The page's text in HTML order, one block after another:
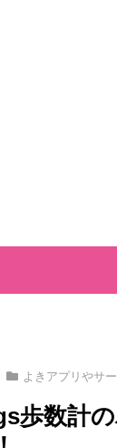
よきアプリやサ
歩数計